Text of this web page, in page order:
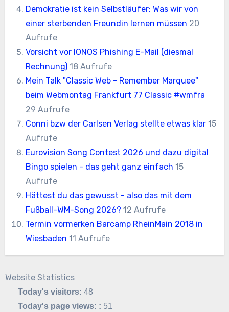
Demokratie ist kein Selbstläufer: Was wir von
einer sterbenden Freundin lernen müssen 20
Aufrufe
Vorsicht vor IONOS Phishing E-Mail (diesmal
Rechnung) 18 Aufrufe
Mein Talk "Classic Web - Remember Marquee"
beim Webmontag Frankfurt 77 Classic #wmfra
29 Aufrufe
Conni bzw der Carlsen Verlag stellte etwas klar 15
Aufrufe
Eurovision Song Contest 2026 und dazu digital
Bingo spielen - das geht ganz einfach 15
Aufrufe
Hättest du das gewusst - also das mit dem
Fußball-WM-Song 2026? 12 Aufrufe
Termin vormerken Barcamp RheinMain 2018 in
Wiesbaden 11 Aufrufe
Website Statistics
Today's visitors:48
Today's page views: : 51